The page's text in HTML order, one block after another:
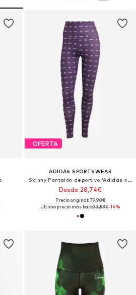
OFERTA
ADIDAS SPORTSWEAR
Skinny Pantalón deportivo 'Adidas x Moon Boot'
Desde 28,74€
Precio original: 79,90€
Último precio más bajo:33,53€-14%